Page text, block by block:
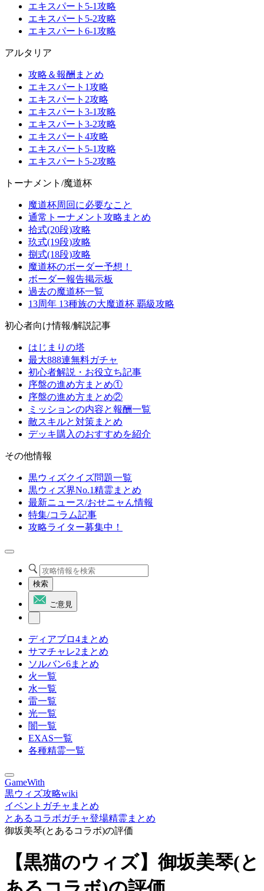
エキスパート5-1攻略
エキスパート5-2攻略
エキスパート6-1攻略
アルタリア
攻略＆報酬まとめ
エキスパート1攻略
エキスパート2攻略
エキスパート3-1攻略
エキスパート3-2攻略
エキスパート4攻略
エキスパート5-1攻略
エキスパート5-2攻略
トーナメント/魔道杯
魔道杯周回に必要なこと
通常トーナメント攻略まとめ
拾式(20段)攻略
玖式(19段)攻略
捌式(18段)攻略
魔道杯のボーダー予想！
ボーダー報告掲示板
過去の魔道杯一覧
13周年 13種族の大魔道杯 覇級攻略
初心者向け情報/解説記事
はじまりの塔
最大888連無料ガチャ
初心者解説・お役立ち記事
序盤の進め方まとめ①
序盤の進め方まとめ②
ミッションの内容と報酬一覧
敵スキルと対策まとめ
デッキ購入のおすすめを紹介
その他情報
黒ウィズクイズ問題一覧
黒ウィズ界No.1精霊まとめ
最新ニュース/おせニャん情報
特集/コラム記事
攻略ライター募集中！
検索
ご意見
ディアブロ4まとめ
サマチャレ2まとめ
ソルバン6まとめ
火一覧
水一覧
雷一覧
光一覧
闇一覧
EXAS一覧
各種精霊一覧
GameWith
黒ウィズ攻略wiki
イベントガチャまとめ
とあるコラボガチャ登場精霊まとめ
御坂美琴(とあるコラボ)の評価
【黒猫のウィズ】御坂美琴(と